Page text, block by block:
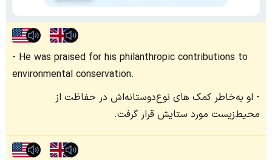
He was praised for his philanthropic contributions to
environmental conservation.
او به‌خاطر کمک های نوع‌دوستانه‌اش در حفاظت از
محیط‌زیست مورد ستایش قرار گرفت.